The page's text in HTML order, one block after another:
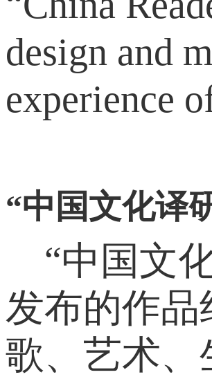
design and
experience
“中国文化译
“中国文
发布的作
歌、艺术